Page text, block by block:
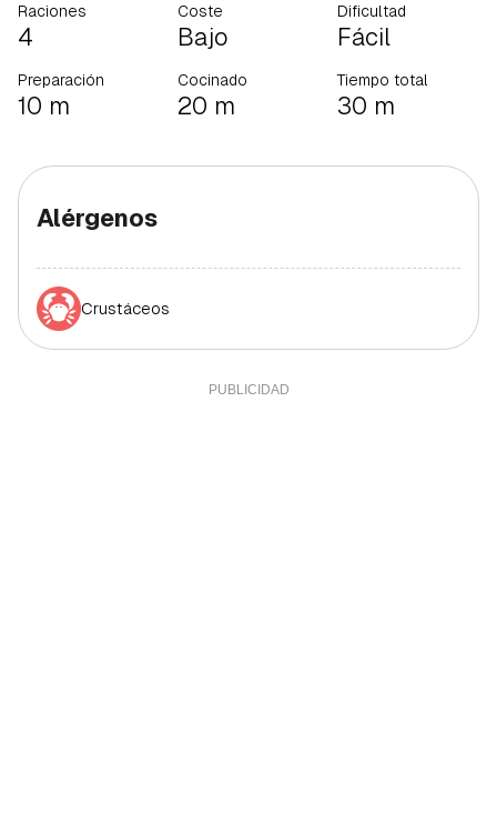
Raciones
4
Coste
Bajo
Dificultad
Fácil
Preparación
10 m
Cocinado
20 m
Tiempo total
30 m
Alérgenos
Crustáceos